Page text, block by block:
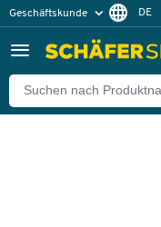
Geschäftskunde DE
Zurück